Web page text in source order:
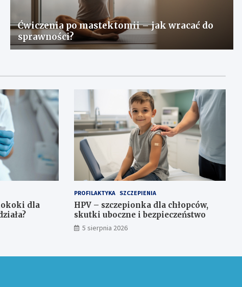
Ćwiczenia po mastektomii – jak wracać do
sprawności?
dla
PROFILAKTYKA SZCZEPIENIA
HPV – szczepionka dla chłopców,
skutki uboczne i bezpieczeństwo
5 sierpnia 2026